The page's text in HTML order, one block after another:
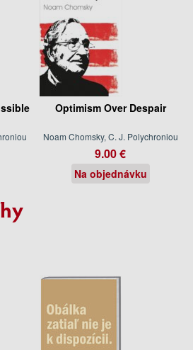
Optimism Over Despair
Noam Chomsky, C. J. Polychroniou
9.00 €
Na objednávku